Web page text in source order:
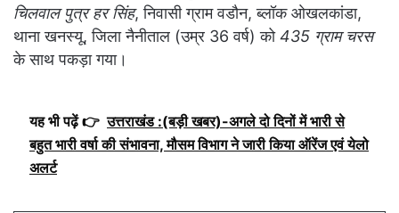
चिलवाल पुत्र हर सिंह, निवासी ग्राम वडौन, ब्लॉक ओखलकांडा,
थाना खनस्यू, जिला नैनीताल (उम्र 36 वर्ष) को435 ग्राम चरस
के साथ पकड़ा गया।
यह भी पढ़ें 👉 उत्तराखंड :(बड़ी खबर)-अगले दो दिनों में भारी से
बहुत भारी वर्षा की संभावना, मौसम विभाग ने जारी किया ऑरेंज एवं येलो
अलर्ट